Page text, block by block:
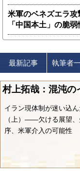
米軍のベネズエラ
「中国本土」の脆弱
最新記事 執筆者
村上拓哉：混沌の
イラン現体制が迷い込
（上）――欠ける展望
序、米軍介入の可能性